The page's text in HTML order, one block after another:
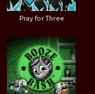
Pray for Three